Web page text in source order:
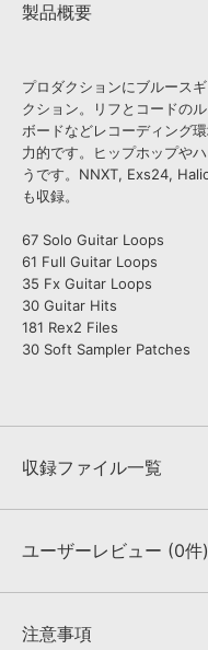
製品概要
プロダクションにブルース
クション。リフとコードの
ボードなどレコーディング
力的です。ヒップホップや
うです。NNXT, Exs24,
も収録。
67 Solo Guitar Loops
61 Full Guitar Loops
35 Fx Guitar Loops
30 Guitar Hits
181 Rex2 Files
30 Soft Sampler Patches
収録ファイル一覧
収録ファイル一覧
ユーザーレビュー (0件)
★★★★★
注意事項